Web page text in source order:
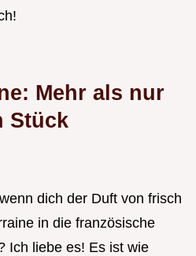
Mehr als nur
Stück
dich der Duft von frisch
in die französische
Ich liebe es! Es ist wie